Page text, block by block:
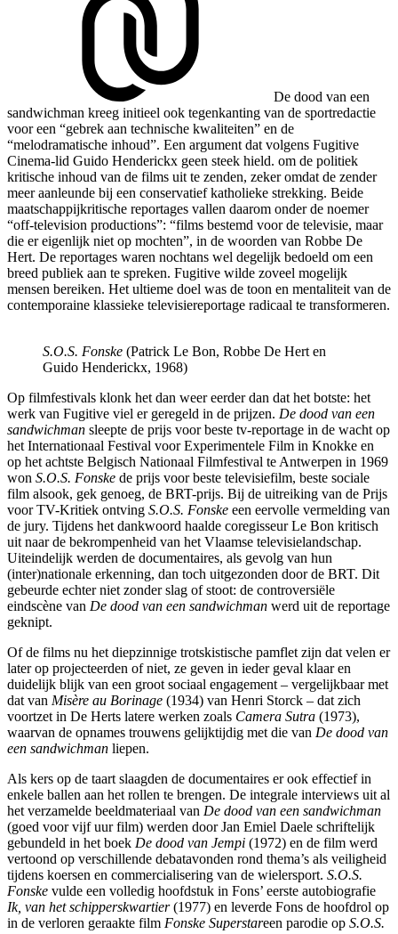
De dood van een
sandwichman kreeg initieel ook tegenkanting van de sportredactie
voor een “gebrek aan technische kwaliteiten” en de
“melodramatische inhoud”. Een argument dat volgens Fugitive
Cinema-lid Guido Henderickx geen steek hield. om de politiek
kritische inhoud van de films uit te zenden, zeker omdat de zender
meer aanleunde bij een conservatief katholieke strekking. Beide
maatschappijkritische reportages vallen daarom onder de noemer
“off-television productions”: “films bestemd voor de televisie, maar
die er eigenlijk niet op mochten”, in de woorden van Robbe De
Hert. De reportages waren nochtans wel degelijk bedoeld om een
breed publiek aan te spreken. Fugitive wilde zoveel mogelijk
mensen bereiken. Het ultieme doel was de toon en mentaliteit van de
contemporaine klassieke televisiereportage radicaal te transformeren.
S.O.S. Fonske (Patrick Le Bon, Robbe De Hert en
Guido Henderickx, 1968)
Op filmfestivals klonk het dan weer eerder dan dat het botste: het
werk van Fugitive viel er geregeld in de prijzen. De dood van een
sandwichman sleepte de prijs voor beste tv-reportage in de wacht op
het Internationaal Festival voor Experimentele Film in Knokke en
op het achtste Belgisch Nationaal Filmfestival te Antwerpen in 1969
won S.O.S. Fonske de prijs voor beste televisiefilm, beste sociale
film alsook, gek genoeg, de BRT-prijs. Bij de uitreiking van de Prijs
voor TV-Kritiek ontving S.O.S. Fonske een eervolle vermelding van
de jury. Tijdens het dankwoord haalde coregisseur Le Bon kritisch
uit naar de bekrompenheid van het Vlaamse televisielandschap.
Uiteindelijk werden de documentaires, als gevolg van hun
(inter)nationale erkenning, dan toch uitgezonden door de BRT. Dit
gebeurde echter niet zonder slag of stoot: de controversiële
eindscène van De dood van een sandwichman werd uit de reportage
geknipt.
Of de films nu het diepzinnige trotskistische pamflet zijn dat velen er
later op projecteerden of niet, ze geven in ieder geval klaar en
duidelijk blijk van een groot sociaal engagement – vergelijkbaar met
dat van Misère au Borinage (1934) van Henri Storck – dat zich
voortzet in De Herts latere werken zoals Camera Sutra (1973),
waarvan de opnames trouwens gelijktijdig met die van De dood van
een sandwichman liepen.
Als kers op de taart slaagden de documentaires er ook effectief in
enkele ballen aan het rollen te brengen. De integrale interviews uit al
het verzamelde beeldmateriaal van De dood van een sandwichman
(goed voor vijf uur film) werden door Jan Emiel Daele schriftelijk
gebundeld in het boek De dood van Jempi (1972) en de film werd
vertoond op verschillende debatavonden rond thema’s als veiligheid
tijdens koersen en commercialisering van de wielersport. S.O.S.
Fonske vulde een volledig hoofdstuk in Fons’ eerste autobiografie
Ik, van het schipperskwartier(1977) en leverde Fons de hoofdrol op
in de verloren geraakte film Fonske Superstareen parodie op S.O.S.